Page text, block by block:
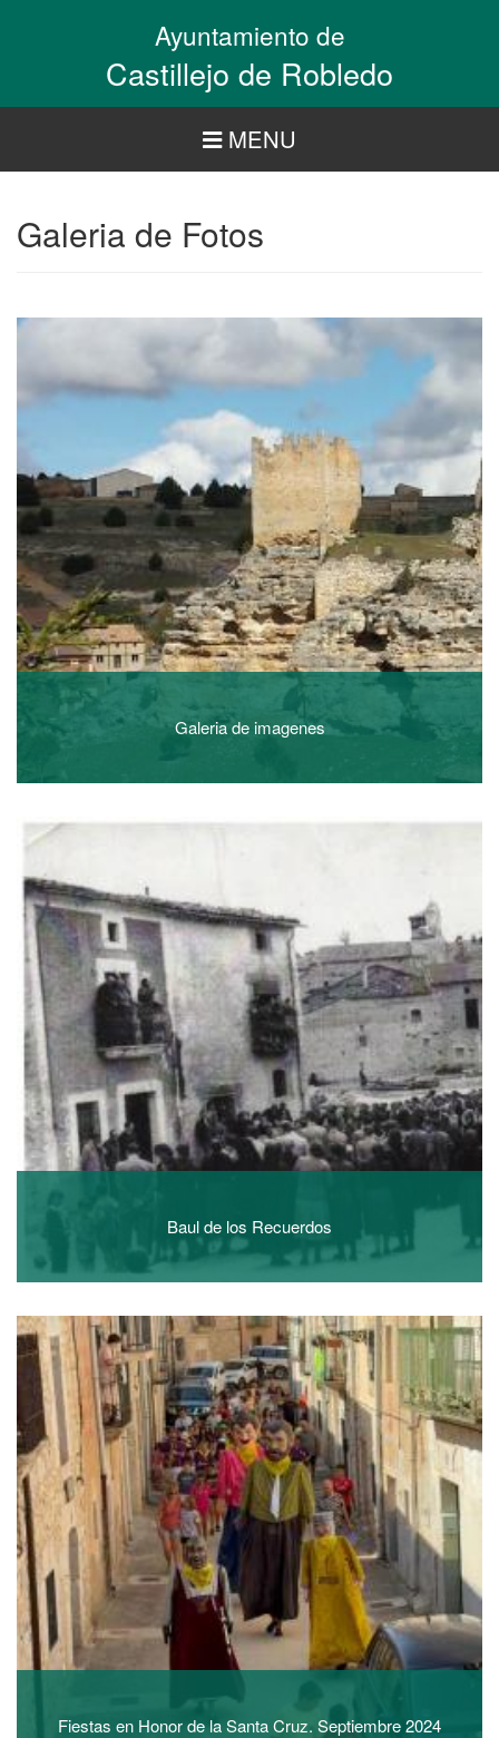
Ayuntamiento de
Castillejo de Robledo
MENU
Galeria de Fotos
Galeria de imagenes
Baul de los Recuerdos
Fiestas en Honor de la Santa Cruz. Septiembre 2024